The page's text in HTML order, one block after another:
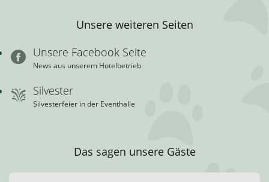
Unsere weiteren Seiten
Unsere Facebook Seite
News aus unserem Hotelbetrieb
Silvester
Silvesterfeier in der Eventhalle
Das sagen unsere Gäste